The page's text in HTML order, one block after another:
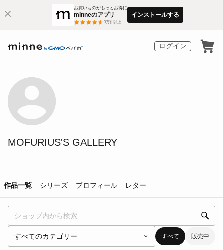
お買いものがもっとお得に
minneのアプリ
3万件以上
インストールする
ログイン
MOFURIUS'S GALLERY
作品一覧 シリーズ プロフィール レター
すべて 販売中